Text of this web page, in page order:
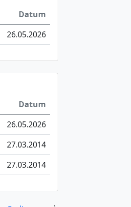
Datum
26.05.2026
Datum
26.05.2026
27.03.2014
27.03.2014